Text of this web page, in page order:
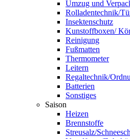
Umzug und
Rolladentechnik/
Insektenschutz
Kunstoffboxen/
Reinigung
Fußmatten
Thermometer
Leitern
Regaltechnik/
Batterien
Sonstiges
Saison
Heizen
Brennstoffe
Streusalz/